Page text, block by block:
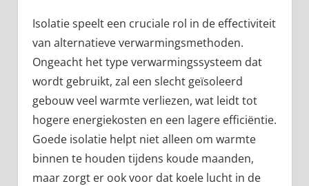
Isolatie speelt een cruciale rol in de effectiviteit
van alternatieve verwarmingsmethoden.
Ongeacht het type verwarmingssysteem dat
wordt gebruikt, zal een slecht geïsoleerd
gebouw veel warmte verliezen, wat leidt tot
hogere energiekosten en een lagere efficiëntie.
Goede isolatie helpt niet alleen om warmte
binnen te houden tijdens koude maanden,
maar zorgt er ook voor dat koele lucht in de